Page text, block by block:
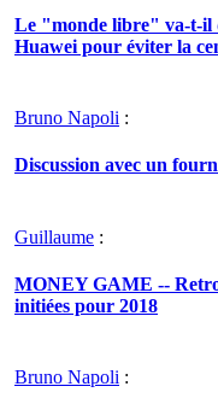
Le "monde libre" va-t-il
Huawei pour éviter la
Bruno Napoli :
Discussion avec un
Guillaume :
MONEY GAME --
initiées pour 2018
Bruno Napoli :